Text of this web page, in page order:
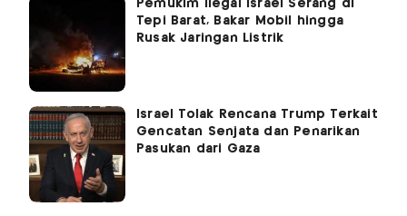
Pemukim Ilegal Israel Serang di
Tepi Barat, Bakar Mobil hingga
Rusak Jaringan Listrik
Israel Tolak Rencana Trump Terkait
Gencatan Senjata dan Penarikan
Pasukan dari Gaza